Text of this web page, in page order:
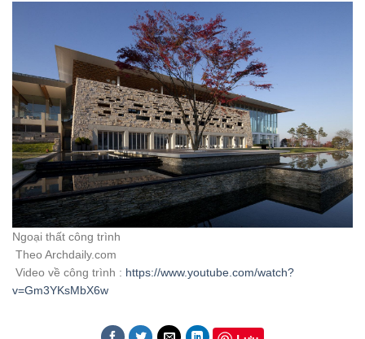
Ngoại thất công trình
Theo Archdaily.com
Video về công trình : https://www.youtube.com/watch?
v=Gm3YKsMbX6w